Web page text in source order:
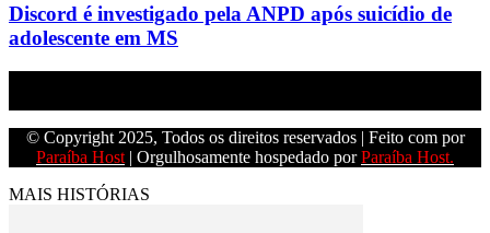
Discord é investigado pela ANPD após suicídio de
adolescente em MS
© Copyright 2025, Todos os direitos reservados | Feito com por
Paraíba Host | Orgulhosamente hospedado porParaíba Host.
MAIS HISTÓRIAS